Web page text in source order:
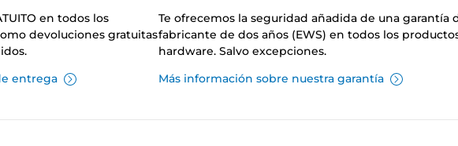
en todos los
devoluciones gratuitas
entrega
Te ofrecemos la seguridad añadida de una garantía
fabricante de dos años (EWS) en todos los
hardware. Salvo excepciones.
Más información sobre nuestra garantía